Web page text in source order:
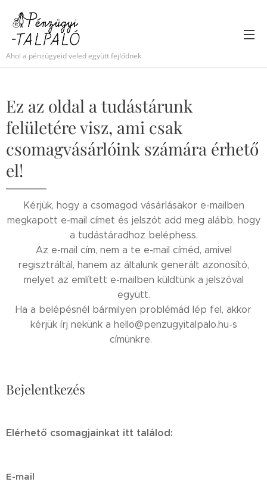
Ahol a pénzügyeid veled együtt fejlődnek.
Ez az oldal a tudástárunk
felületére visz, ami csak
csomagvásárlóink számára érhető
el!
Kérjük, hogy a csomagod vásárlásakor e-mailben
megkapott e-mail címet és jelszót add meg alább, hogy
a tudástáradhoz beléphess.
Az e-mail cím, nem a te e-mail címéd, amivel
regisztráltál, hanem az általunk generált azonosító,
melyet az említett e-mailben küldtünk a jelszóval
együtt.
Ha a belépésnél bármilyen problémád lép fel, akkor
kérjük írj nekünk a hello@penzugyitalpalo.hu-s
címünkre.
Bejelentkezés
Elérhető csomagjainkat itt találod:
E-mail